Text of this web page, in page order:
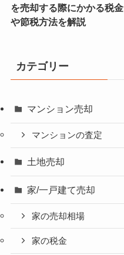
を売却する際にかかる税金
や節税方法を解説
カテゴリー
マンション売却
マンションの査定
土地売却
家/一戸建て売却
家の売却相場
家の税金